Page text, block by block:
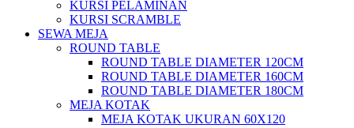
KURSI PELAMINAN
KURSI SCRAMBLE
SEWA MEJA
ROUND TABLE
ROUND TABLE DIAMETER 120CM
ROUND TABLE DIAMETER 160CM
ROUND TABLE DIAMETER 180CM
MEJA KOTAK
MEJA KOTAK UKURAN 60X120